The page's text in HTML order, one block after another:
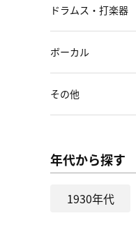
ドラムス・打楽器
ボーカル
その他
年代から探す
1930年代